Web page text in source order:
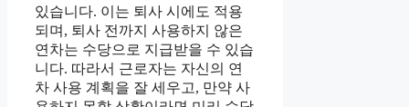
있습니다. 이는 퇴사 시에도 적용
되며, 퇴사 전까지 사용하지 않은
연차는 수당으로 지급받을 수 있습
니다. 따라서 근로자는 자신의 연
차 사용 계획을 잘 세우고, 만약 사